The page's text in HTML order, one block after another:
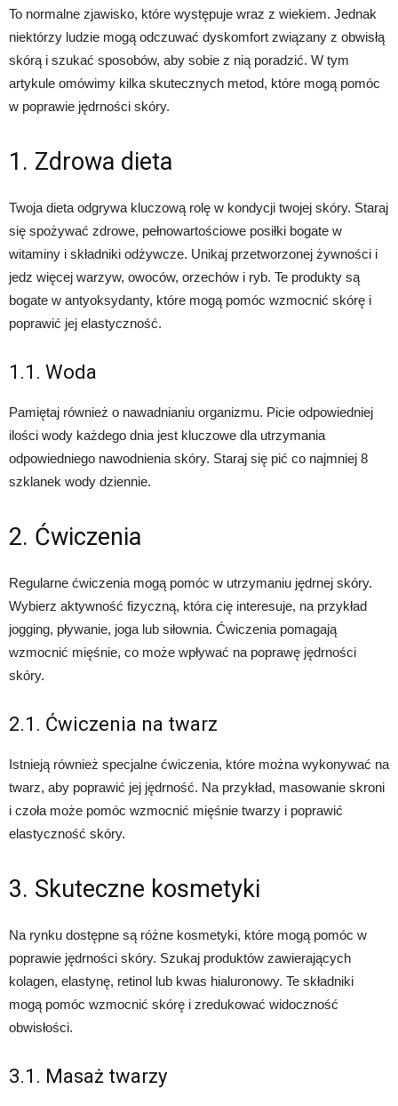
To normalne zjawisko, które występuje wraz z wiekiem. Jednak
niektórzy ludzie mogą odczuwać dyskomfort związany z obwisłą
skórą i szukać sposobów, aby sobie z nią poradzić. W tym
artykule omówimy kilka skutecznych metod, które mogą pomóc
w poprawie jędrności skóry.
1. Zdrowa dieta
Twoja dieta odgrywa kluczową rolę w kondycji twojej skóry. Staraj
się spożywać zdrowe, pełnowartościowe posiłki bogate w
witaminy i składniki odżywcze. Unikaj przetworzonej żywności i
jedz więcej warzyw, owoców, orzechów i ryb. Te produkty są
bogate w antyoksydanty, które mogą pomóc wzmocnić skórę i
poprawić jej elastyczność.
1.1. Woda
Pamiętaj również o nawadnianiu organizmu. Picie odpowiedniej
ilości wody każdego dnia jest kluczowe dla utrzymania
odpowiedniego nawodnienia skóry. Staraj się pić co najmniej 8
szklanek wody dziennie.
2. Ćwiczenia
Regularne ćwiczenia mogą pomóc w utrzymaniu jędrnej skóry.
Wybierz aktywność fizyczną, która cię interesuje, na przykład
jogging, pływanie, joga lub siłownia. Ćwiczenia pomagają
wzmocnić mięśnie, co może wpływać na poprawę jędrności
skóry.
2.1. Ćwiczenia na twarz
Istnieją również specjalne ćwiczenia, które można wykonywać na
twarz, aby poprawić jej jędrność. Na przykład, masowanie skroni
i czoła może pomóc wzmocnić mięśnie twarzy i poprawić
elastyczność skóry.
3. Skuteczne kosmetyki
Na rynku dostępne są różne kosmetyki, które mogą pomóc w
poprawie jędrności skóry. Szukaj produktów zawierających
kolagen, elastynę, retinol lub kwas hialuronowy. Te składniki
mogą pomóc wzmocnić skórę i zredukować widoczność
obwisłości.
3.1. Masaż twarzy